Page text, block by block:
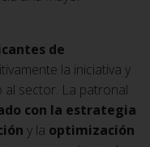
de
la iniciativa y
al sector. La patronal
con la estrategia
y la optimización